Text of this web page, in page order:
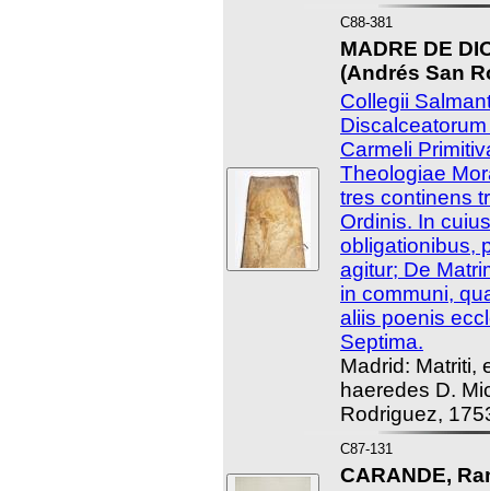
C88-381
MADRE DE
(Andrés San
Collegii
Carmeli
Theologiae
tres continens
Ordinis. In
obligationibus,
agitur; De
in communi,
aliis poenis
Septima.
Madrid: Matriti,
haeredes D.
Rodriguez,
C87-131
CARANDE,